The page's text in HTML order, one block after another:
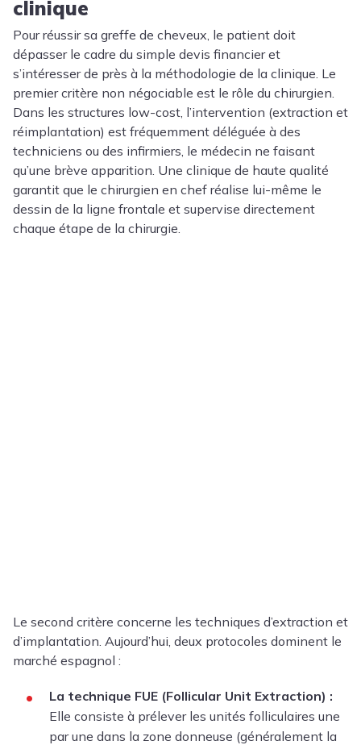
clinique
Pour réussir sa greffe de cheveux, le patient doit
dépasser le cadre du simple devis financier et
s’intéresser de près à la méthodologie de la clinique. Le
premier critère non négociable est le rôle du chirurgien.
Dans les structures low-cost, l’intervention (extraction et
réimplantation) est fréquemment déléguée à des
techniciens ou des infirmiers, le médecin ne faisant
qu’une brève apparition. Une clinique de haute qualité
garantit que le chirurgien en chef réalise lui-même le
dessin de la ligne frontale et supervise directement
chaque étape de la chirurgie.
Le second critère concerne les techniques d’extraction et
d’implantation. Aujourd’hui, deux protocoles dominent le
marché espagnol :
La technique FUE (Follicular Unit Extraction) :
Elle consiste à prélever les unités folliculaires une
par une dans la zone donneuse (généralement la